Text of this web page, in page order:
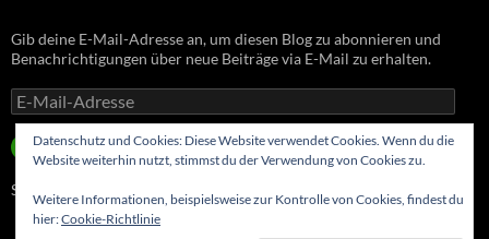
Gib deine E-Mail-Adresse an, um diesen Blog zu abonnieren und
Benachrichtigungen über neue Beiträge via E-Mail zu erhalten.
E-
Mail-
Adresse
ABONNIEREN
Schließe dich 8 anderen Abonnenten an
Datenschutz und Cookies: Diese Website verwendet Cookies. Wenn du die
Website weiterhin nutzt, stimmst du der Verwendung von Cookies zu.
Weitere Informationen, beispielsweise zur Kontrolle von Cookies, findest du
hier:Cookie-Richtlinie